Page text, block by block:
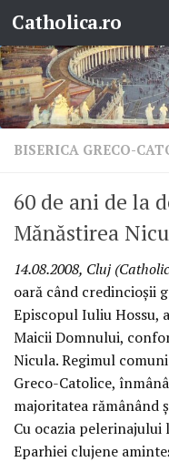
Skip to content
Catholica.ro
BISERICA GRECO-
60 de ani de la
Mănăstirea
14.08.2008, Cluj
oară când credincioşii
Episcopul Iuliu Hossu,
Maicii Domnului,
Nicula. Regimul
Greco-Catolice,
majoritatea rămânând
Cu ocazia
Eparhiei clujene